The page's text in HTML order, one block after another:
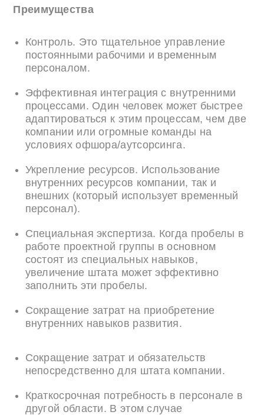
Преимущества
Контроль. Это тщательное управление
постоянными рабочими и временным
персоналом.
Эффективная интеграция с внутренними
процессами. Один человек может быстрее
адаптироваться к этим процессам, чем две
компании или огромные команды на
условиях офшора/аутсорсинга.
Укрепление ресурсов. Использование
внутренних ресурсов компании, так и
внешних (который использует временный
персонал).
Специальная экспертиза. Когда пробелы в
работе проектной группы в основном
состоят из специальных навыков,
увеличение штата может эффективно
заполнить эти пробелы.
Сокращение затрат на приобретение
внутренних навыков развития.
Сокращение затрат и обязательств
непосредственно для штата компании.
Краткосрочная потребность в персонале в
другой области. В этом случае